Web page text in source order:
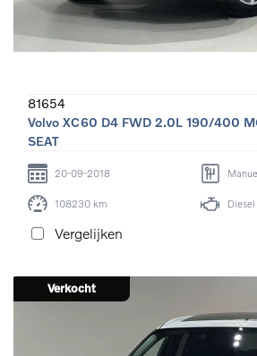
81654
Volvo XC60 D4 FWD 2.0L 190/400
SEAT
20-09-2018
108230 km Diesel
Vergelijken
Verkocht